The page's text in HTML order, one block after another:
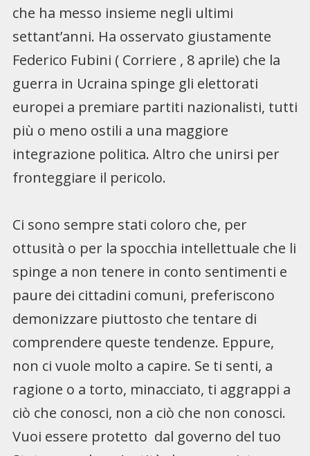
che ha messo insieme negli ultimi
settant’anni. Ha osservato giustamente
Federico Fubini ( Corriere , 8 aprile) che la
guerra in Ucraina spinge gli elettorati
europei a premiare partiti nazionalisti, tutti
più o meno ostili a una maggiore
integrazione politica. Altro che unirsi per
fronteggiare il pericolo.
Ci sono sempre stati coloro che, per
ottusità o per la spocchia intellettuale che li
spinge a non tenere in conto sentimenti e
paure dei cittadini comuni, preferiscono
demonizzare piuttosto che tentare di
comprendere queste tendenze. Eppure,
non ci vuole molto a capire. Se ti senti, a
ragione o a torto, minacciato, ti aggrappi a
ciò che conosci, non a ciò che non conosci.
Vuoi essere protetto dal governo del tuo